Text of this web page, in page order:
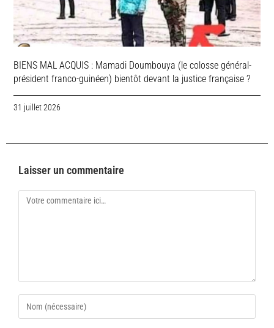
BIENS MAL ACQUIS : Mamadi Doumbouya (le colosse général-
président franco-guinéen) bientôt devant la justice française ?
31 juillet 2026
Laisser un commentaire